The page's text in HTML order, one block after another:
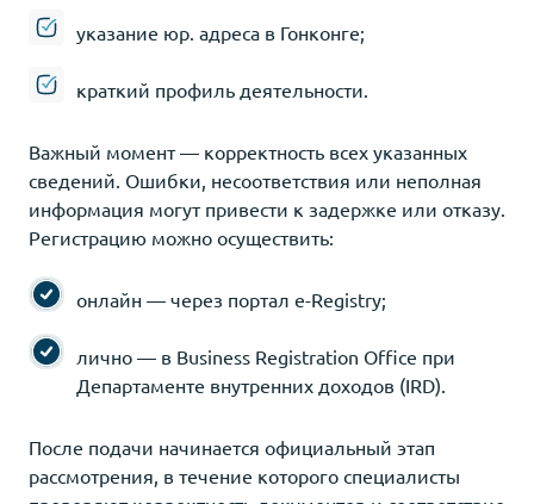
указание юр. адреса в Гонконге;
краткий профиль деятельности.
Важный момент — корректность всех указанных
сведений. Ошибки, несоответствия или неполная
информация могут привести к задержке или отказу.
Регистрацию можно осуществить:
онлайн — через портал e-Registry;
лично — в Business Registration Office при
Департаменте внутренних доходов (IRD).
После подачи начинается официальный этап
рассмотрения, в течение которого специалисты